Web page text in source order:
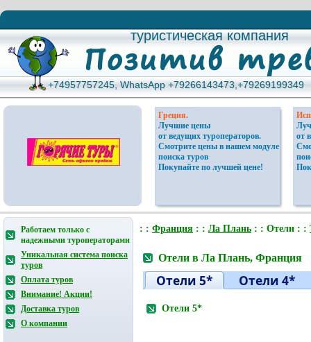
туристическая компания
туристическая компания
+74957757245, WhatsApp +79266143473,+79269199349
+74957757245, WhatsApp +79266143473,+79269199349
Греция.
Лучшие цены
от ведущих туроператоров.
Смотрите цены в нашем модуле
поиска туров
Покупайте по лучшей цене!
от
Работаем только с
надежными туроператорами
Уникальная система поиска
туров
Оплата туров
Внимание! Акции!
Доставка туров
О компании
: : Франция : : Ла Плань : : Отели : :
Отели в Ла Плань, Франция
Отели 5* Отели 4*
Отели 5*